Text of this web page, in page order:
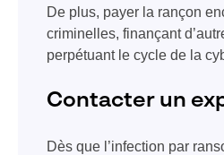
De plus, payer la rançon
criminelles, finançant
perpétuant le cycle de la
Contacter un
Dès que l’infection par